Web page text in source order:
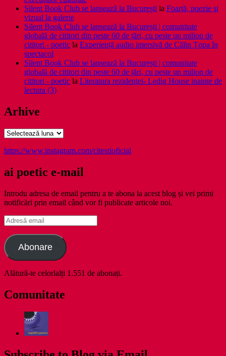
Silent Book Club se lansează la București la Foarţă, poezie şi
vizual la galerie
Silent Book Club se lansează la București | comunitate
globală de cititori din peste 60 de țări, cu peste un milion de
cititori - poetic la Experiență audio imersivă de Călin Țopa în
spectacol
Silent Book Club se lansează la București | comunitate
globală de cititori din peste 60 de țări, cu peste un milion de
cititori - poetic la Literatura rezidenţei- Ledig House inainte de
lectura (3)
Arhive
Arhive
https://www.instagram.com/citestioficial
ai poetic e-mail
Introdu adresa de email pentru a te abona la acest blog și vei primi
notificări prin email când vor fi publicate articole noi.
Adresă
email
Abonare
Alătură-te celorlalți 1.551 de abonați.
Comunitate